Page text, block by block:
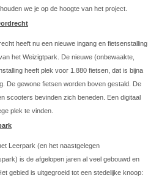
we je op de hoogte van het project.
heeft nu een nieuwe ingang en fietsenstalling
het Weizigtpark. De nieuwe (onbewaakte,
heeft plek voor 1.880 fietsen, dat is bijna
De gewone fietsen worden boven gestald. De
scooters bevinden zich beneden. Een digitaal
plek te vinden.
Leerpark (en het naastgelegen
is de afgelopen jaren al veel gebouwd en
gebied is uitgegroeid tot een stedelijke knoop: